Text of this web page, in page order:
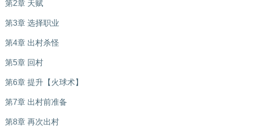
第2章 天赋
第3章 选择职业
第4章 出村杀怪
第5章 回村
第6章 提升【火球术】
第7章 出村前准备
第8章 再次出村